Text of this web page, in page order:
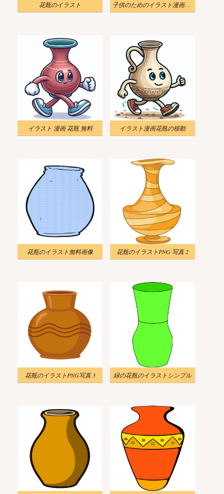
花瓶のイラスト 子供のためのイラスト漫画花瓶
イラスト 漫画 花瓶 無料 イラスト漫画花瓶の移動
花瓶のイラスト無料画像 花瓶のイラストPNG 写真 2
花瓶のイラストPNG写真 3 緑の花瓶のイラストシンプル